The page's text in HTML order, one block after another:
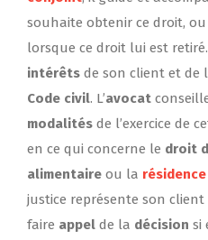
souhaite obtenir ce droit,
lorsque ce droit lui est
intérêts de son client et de
Code civil. L’avocat
modalités de l’exercice de
en ce qui concerne le droit
alimentaire ou la résidence
justice représente son
faire appel de la décision si